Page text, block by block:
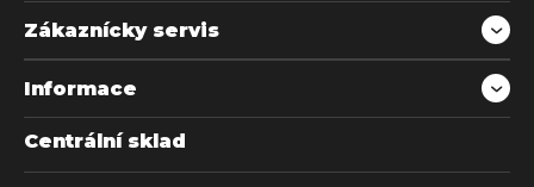
Zákaznícky servis
Informace
Centrální sklad